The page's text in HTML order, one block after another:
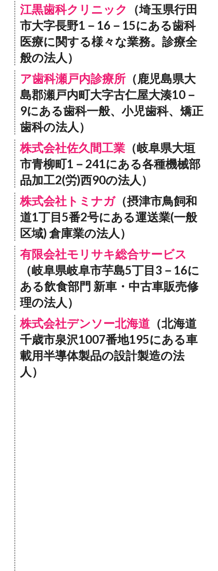
江黒歯科クリニック
（埼玉県行田
市大字長野1－16－15にある歯科
医療に関する様々な業務。診療全
般の法人）
ア歯科瀬戸内診療所 （鹿児島県大
島郡瀬戸内町大字古仁屋大湊10－
9にある歯科一般、小児歯科、矯正
歯科の法人）
株式会社佐久間工業 （岐阜県大垣
市青柳町1－241にある各種機械部
品加工2(労)西90の法人）
株式会社トミナガ（摂津市鳥飼和
道1丁目5番2号にある運送業(一般
区域) 倉庫業の法人）
有限会社モリサキ総合サービス
（岐阜県岐阜市芋島5丁目3－16に
ある飲食部門 新車・中古車販売修
理の法人）
株式会社デンソー北海道 （北海道
千歳市泉沢1007番地195にある車
載用半導体製品の設計製造の法
人）